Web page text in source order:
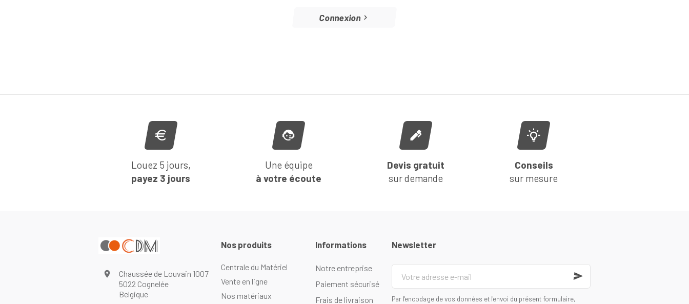
Connexion
Louez 5 jours,
payez 3 jours
Une équipe
à votre écoute
Devis gratuit
sur demande
Conseils
sur mesure
Newsletter
adresse
Par l'encodage de vos données et l'envoi du présent formulaire,
Chaussée de Louvain 1007
5022 Cognelée
Belgique
Nos produits
Centrale du Matériel
Vente en ligne
Nos matériaux
Informations
Notre entreprise
Paiement sécurisé
Frais de livraison